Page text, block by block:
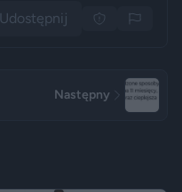
Udostępnij
Następny